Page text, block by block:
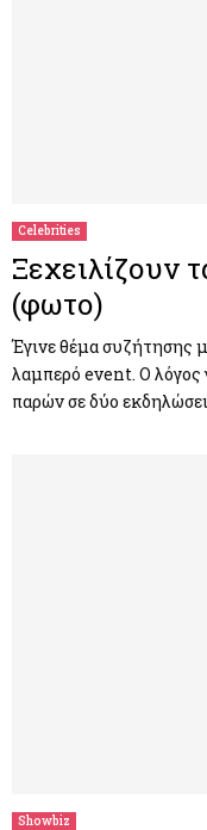
Celebrities
Ξεχειλίζουν
(φωτο)
Έγινε θέμα συζήτησης
λαμπερό event. Ο
παρών σε δύο
Showbiz